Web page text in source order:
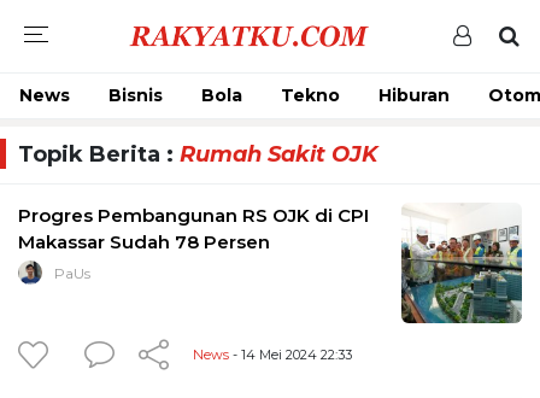
News Bisnis Bola Tekno Hiburan
Topik Berita : Rumah Sakit OJK
Progres Pembangunan RS OJK di CPI
Makassar Sudah 78 Persen
PaUs
News - 14 Mei 2024 22:33